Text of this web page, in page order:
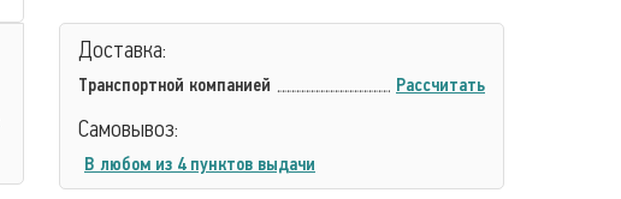
Доставка:
Транспортной компанией Рассчитать
Самовывоз:
В любом из 4 пунктов выдачи